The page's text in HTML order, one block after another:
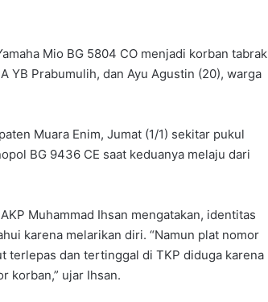
Mio BG 5804 CO menjadi korban tabrak
YB Prabumulih, dan Ayu Agustin (20), warga
Muara Enim, Jumat (1/1) sekitar pukul
BG 9436 CE saat keduanya melaju dari
Muhammad Ihsan mengatakan, identitas
karena melarikan diri. “Namun plat nomor
terlepas dan tertinggal di TKP diduga karena
korban,” ujar Ihsan.